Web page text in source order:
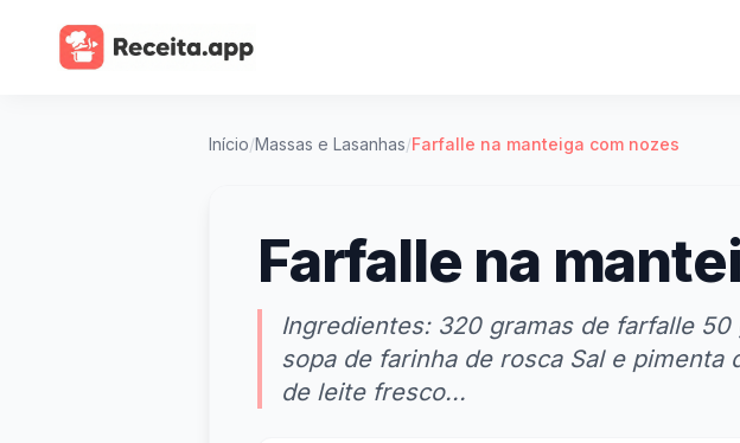
Início/Massas e Lasanhas/Farfalle na manteiga com nozes
Farfalle na
Ingredientes: 320 gramas de farfalle
sopa de farinha de rosca Sal e pimenta
de leite fresco...